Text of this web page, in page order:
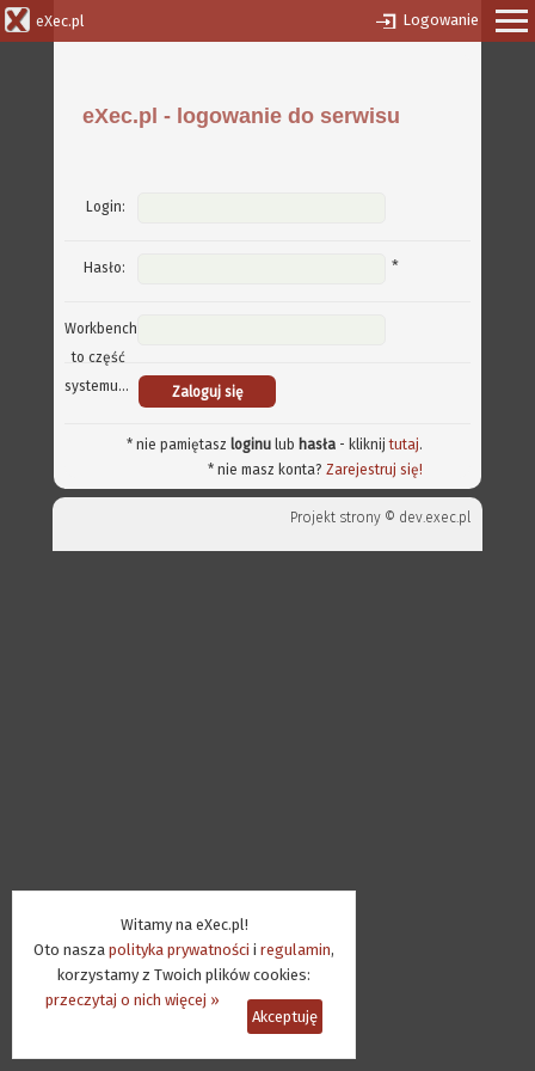
Witamy na eXec.pl!
Oto nasza polityka prywatności i regulamin,
korzystamy z Twoich plików cookies:
przeczytaj o nich więcej »
Akceptuję
eXec.pl Logowanie
eXec.pl - logowanie do serwisu
Login:
Hasło: *
Workbench
to część
systemu...
* nie pamiętasz loginu lub hasła - kliknijtutaj.
* nie masz konta? Zarejestruj się!
Projekt strony © dev.exec.pl